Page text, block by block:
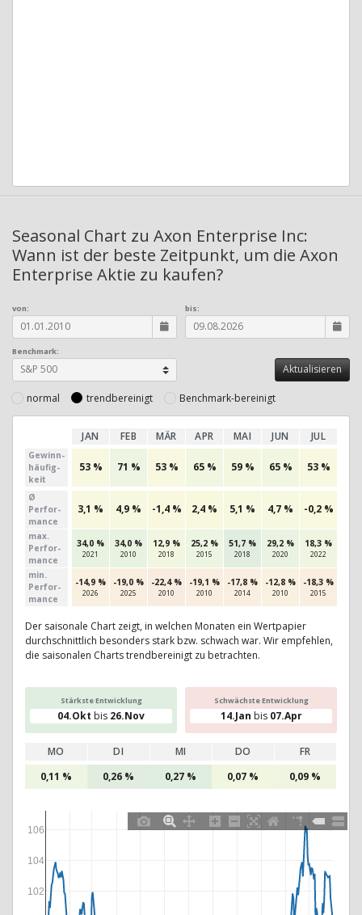
Seasonal Chart zu Axon Enterprise Inc:
Wann ist der beste Zeitpunkt, um die Axon
Enterprise Aktie zu kaufen?
Benchmark:
von: bis:
normal trendbereinigt Benchmark-bereinigt
JAN FEB MÄR APR MAI JUN JUL
Gewinn­
häufig­
keit
53 % 71 % 53 % 65 % 59 % 65 % 53 %
Ø
Perfor­
mance
3,1 % 4,9 % -1,4 % 2,4 % 5,1 % 4,7 % -0,2 %
max.
Per­for­
mance
34,0 %
2021
34,0 %
2010
12,9 %
2018
25,2 %
2015
51,7 %
2018
29,2 %
2020
18,3 %
2022
min.
Per­for­
mance
-14,9 %
2026
-19,0 %
2025
-22,4 %
2010
-19,1 %
2010
-17,8 %
2014
-12,8 %
2010
-18,3 %
2015
Der saisonale Chart zeigt, in welchen Monaten ein Wertpapier
durchschnittlich besonders stark bzw. schwach war. Wir empfehlen,
die saisonalen Charts trendbereinigt zu betrachten.
102
104
106
Stärkste Entwicklung
04.Okt bis 26.Nov
Schwächste Entwicklung
14.Jan bis 07.Apr
MO DI MI DO
FR
0,11 %
0,26 % 0,27 % 0,07 % 0,09 %